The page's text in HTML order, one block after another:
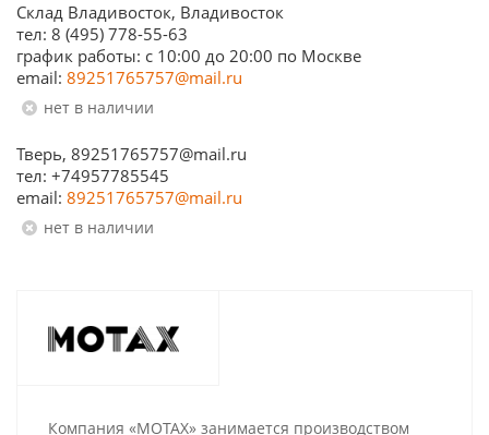
Склад Владивосток, Владивосток
тел: 8 (495) 778-55-63
график работы: с 10:00 до 20:00 по Москве
email: 89251765757@mail.ru
Нет в наличии
Тверь, 89251765757@mail.ru
тел: +74957785545
email: 89251765757@mail.ru
Нет в наличии
Компания «MOTAX» занимается производством